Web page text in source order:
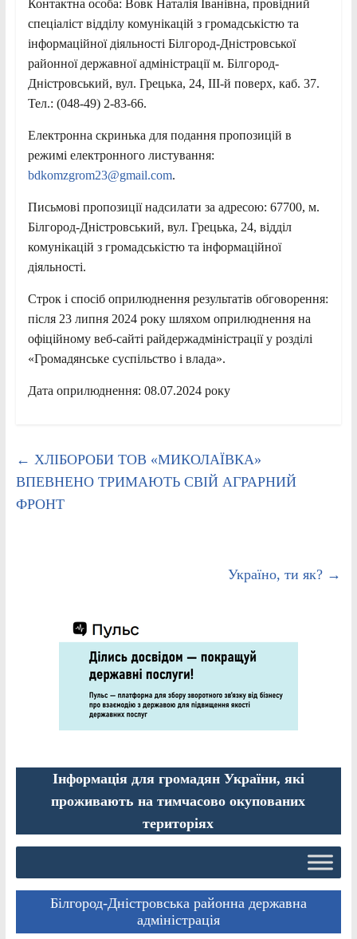
Контактна особа: Вовк Наталія Іванівна, провідний
спеціаліст відділу комунікацій з громадськістю та
інформаційної діяльності Білгород-Дністровської
районної державної адміністрації м. Білгород-
Дністровський, вул. Грецька, 24, IІІ-й поверх, каб. 37.
Тел.: (048-49) 2-83-66.
Електронна скринька для подання пропозицій в
режимі електронного листування:
bdkomzgrom23@gmail.com.
Письмові пропозиції надсилати за адресою: 67700, м.
Білгород-Дністровський, вул. Грецька, 24, відділ
комунікацій з громадськістю та інформаційної
діяльності.
Строк і спосіб оприлюднення результатів обговорення:
після 23 липня 2024 року шляхом оприлюднення на
офіційному веб-сайті райдержадміністрації у розділі
«Громадянське суспільство і влада».
Дата оприлюднення: 08.07.2024 року
← ХЛІБОРОБИ ТОВ «МИКОЛАЇВКА»
ВПЕВНЕНО ТРИМАЮТЬ СВІЙ АГРАРНИЙ
ФРОНТ
Україно, ти як? →
Інформація для громадян України, які
проживають на тимчасово окупованих
територіях
Білгород-Дністровська районна державна
адміністрація